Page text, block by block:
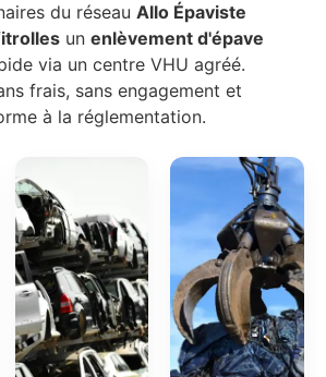
du réseau Allo Épaviste
unenlèvement d'épave
via un centre VHU agréé.
frais, sans engagement et
à la réglementation.